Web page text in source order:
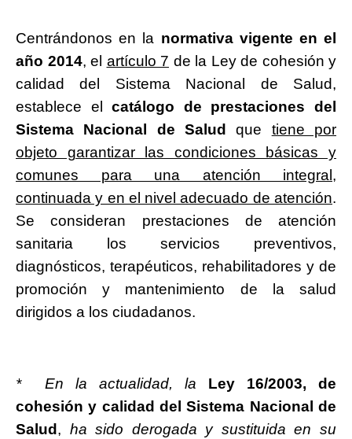
Centrándonos en la normativa vigente en el
año 2014, el artículo 7 de la Ley de cohesión y
calidad del Sistema Nacional de Salud,
establece elcatálogo de prestaciones del
Sistema Nacional de Salud
que tiene por
objeto garantizar las condiciones básicas y
comunes para una atención integral,
continuada y en el nivel adecuado de atención.
Se consideran prestaciones de atención
sanitaria los servicios preventivos,
diagnósticos, terapéuticos, rehabilitadores y de
promoción y mantenimiento de la salud
dirigidos a los ciudadanos.
* En la actualidad, la Ley 16/2003, de
cohesión y calidad del Sistema Nacional de
Salud , ha sido derogada y sustituida en su